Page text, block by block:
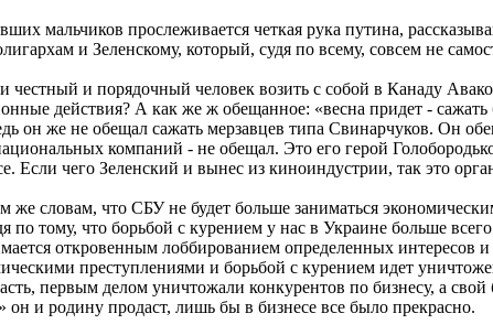
мальчиков прослеживается четкая рука путина,
и Зеленскому, который, судя по всему, совсем не
честный и порядочный человек возить с собой в Канаду
действия? А как же ж обещанное: «весна придет -
он же не обещал сажать мерзавцев типа Свинарчуков. Он
компаний - не обещал. Это его герой
Если чего Зеленский и вынес из киноиндустрии, так это
же словам, что СБУ не будет больше заниматься
по тому, что борьбой с курением у нас в Украине больше
откровенным лоббированием определенных
преступлениями и борьбой с курением идет
первым делом уничтожали конкурентов по бизнесу, а
он и родину продаст, лишь бы в бизнесе все было прекрасно.